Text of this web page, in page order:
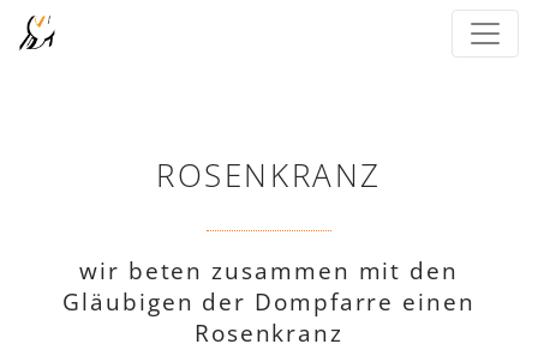
ROSENKRANZ
wir beten zusammen mit den
Gläubigen der Dompfarre einen
Rosenkranz